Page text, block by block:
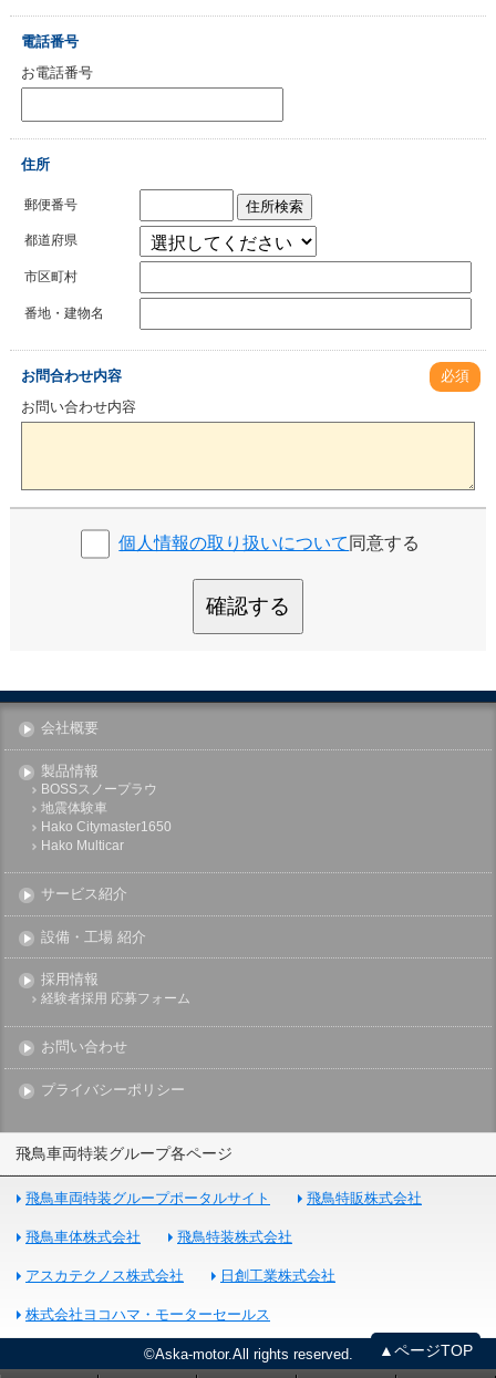
電話番号
お電話番号
住所
郵便番号 住所検索
都道府県
市区町村
番地・建物名
お問合わせ内容
必須
お問い合わせ内容
個人情報の取り扱いについて 同意する
確認する
▲ページTOP
会社概要
製品情報
BOSSスノープラウ
地震体験車
Hako Citymaster1650
Hako Multicar
サービス紹介
設備・工場 紹介
採用情報
経験者採用 応募フォーム
お問い合わせ
プライバシーポリシー
飛鳥車両特装グループ各ページ
飛鳥車両特装グループポータルサイト 飛鳥特販株式会社
飛鳥車体株式会社 飛鳥特装株式会社
アスカテクノス株式会社 日創工業株式会社
株式会社ヨコハマ・モーターセールス
©Aska-motor.All rights reserved.